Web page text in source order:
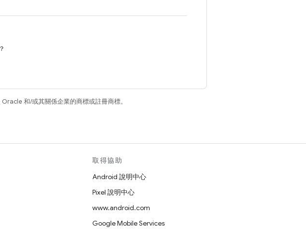
和/或其關係企業的商標或註冊商標。
取得協助
Android 說明中心
Pixel 說明中心
www.android.com
Google Mobile Services